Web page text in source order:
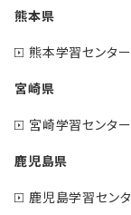
熊本県
熊本学習センタ
宮崎県
宮崎学習センタ
鹿児島県
鹿児島学習セン